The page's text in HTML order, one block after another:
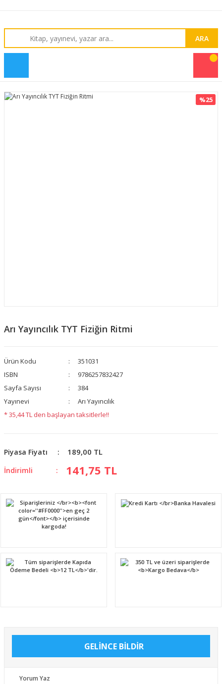
ARA
%25
Arı Yayıncılık TYT Fiziğin Ritmi
Ürün Kodu
351031
ISBN
9786257832427
Sayfa Sayısı
384
Yayınevi
Arı Yayıncılık
* 35,44 TL den başlayan taksitlerle!!
Piyasa Fiyatı 189,00 TL
İndirimli 141,75 TL
GELİNCE BİLDİR
Yorum Yaz